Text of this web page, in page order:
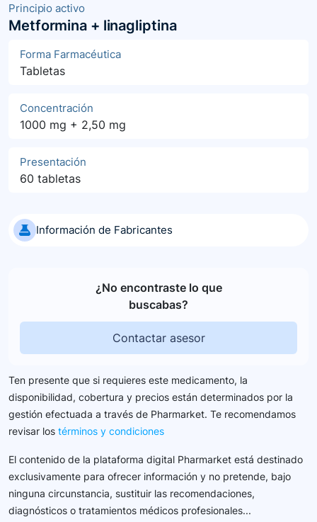
Principio activo
Metformina + linagliptina
Forma Farmacéutica
Tabletas
Concentración
1000 mg + 2,50 mg
Presentación
60 tabletas
Información de Fabricantes
¿No encontraste lo que
buscabas?
Contactar asesor
Ten presente que si requieres este medicamento, la
disponibilidad, cobertura y precios están determinados por la
gestión efectuada a través de Pharmarket. Te recomendamos
revisar los términos y condiciones
El contenido de la plataforma digital Pharmarket está destinado
exclusivamente para ofrecer información y no pretende, bajo
ninguna circunstancia, sustituir las recomendaciones,
diagnósticos o tratamientos médicos profesionales...